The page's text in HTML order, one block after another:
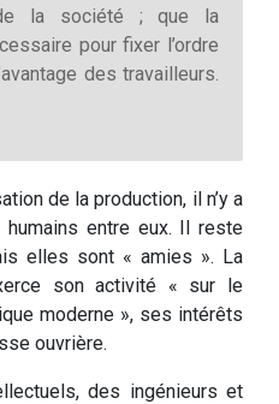
la société ; que la
pour fixer l’ordre
des travailleurs.
de la production, il n’y a
humains entre eux. Il reste
elles sont « amies ». La
son activité « sur le
moderne », ses intérêts
ouvrière.
des ingénieurs et